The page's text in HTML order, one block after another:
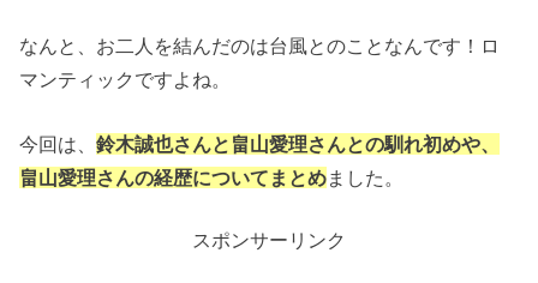
なんと、お二人を結んだのは台風とのことなんです！ロ
マンティックですよね。
今回は、鈴木誠也さんと畠山愛理さんとの馴れ初めや、
畠山愛理さんの経歴についてまとめました。
スポンサーリンク